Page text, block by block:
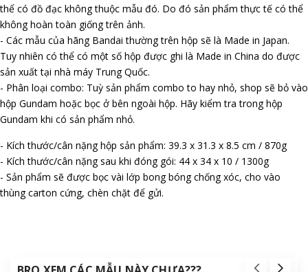
thể có đồ đạc không thuộc mẫu đó. Do đó sản phẩm thực tế có thể
không hoàn toàn giống trên ảnh.
- Các mẫu của hãng Bandai thường trên hộp sẽ là Made in Japan.
Tuy nhiên có thể có một số hộp được ghi là Made in China do được
sản xuất tại nhà máy Trung Quốc.
- Phân loại combo: Tuỳ sản phẩm combo to hay nhỏ, shop sẽ bỏ vào
hộp Gundam hoặc bọc ở bên ngoài hộp. Hãy kiểm tra trong hộp
Gundam khi có sản phẩm nhỏ.
- Kích thước/cân nặng hộp sản phẩm: 39.3 x 31.3 x 8.5 cm / 870g
- Kích thước/cân nặng sau khi đóng gói: 44 x 34 x 10 / 1300g
- Sản phẩm sẽ được bọc vài lớp bong bóng chống xóc, cho vào
thùng carton cứng, chèn chặt để gửi.